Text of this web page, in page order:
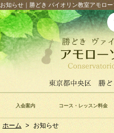
お知らせ｜勝どき バイオリン教室アモロ
入会案内 コース・レッスン料金
ホーム > お知らせ